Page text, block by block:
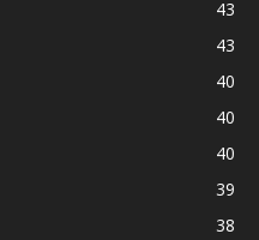
43
43
40
40
40
39
38